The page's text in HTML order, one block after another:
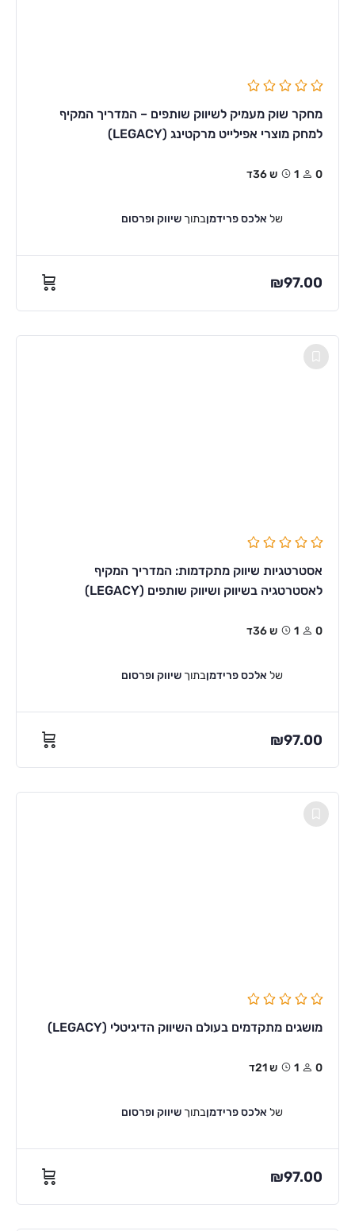
מחקר שוק מעמיק לשיווק שותפים – המדריך המקיף
למחק מוצרי אפילייט מרקטינג (LEGACY)
0 1ש 36ד
של אלכס פרידמןבתוך שיווק ופרסום
₪97.00
אסטרטגיות שיווק מתקדמות: המדריך המקיף
לאסטרטגיה בשיווק ושיווק שותפים (LEGACY)
0 1ש 36ד
של אלכס פרידמןבתוך שיווק ופרסום
₪97.00
מושגים מתקדמים בעולם השיווק הדיגיטלי (LEGACY)
0 1ש 21ד
של אלכס פרידמןבתוך שיווק ופרסום
₪97.00